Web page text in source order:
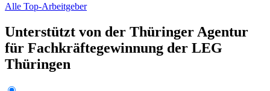
Alle Top-Arbeitgeber
Unterstützt von der Thüringer Agentur
für Fachkräftegewinnung der LEG
Thüringen